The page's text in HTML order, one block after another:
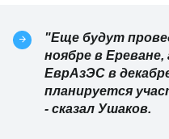
"Еще будут
ноябре в
ЕврАзЭС в
планируется
- сказал Ушаков.